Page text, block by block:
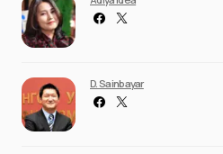
D. Sainbayar